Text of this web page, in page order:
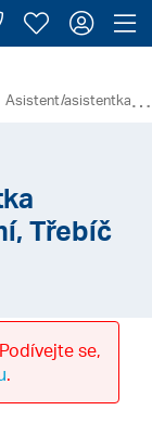
Zavolejte
Moje
⋯
Asistent/asistentka
Třebíč
se,
.